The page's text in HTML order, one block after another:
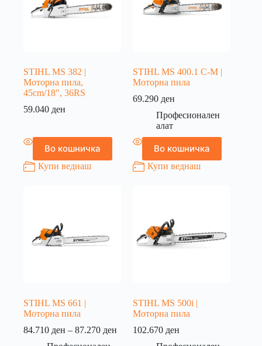
STIHL MS 382 |
Моторна пила,
45cm/18″, 36RS
59.040 ден
Во кошничка
Купи веднаш
STIHL MS 400.1 C-M |
Моторна пила
69.290 ден
Професионален
алат
Во кошничка
Купи веднаш
STIHL MS 661 |
Моторна пила
84.710 ден – 87.270 ден
STIHL MS 500i |
Моторна пила
102.670 ден